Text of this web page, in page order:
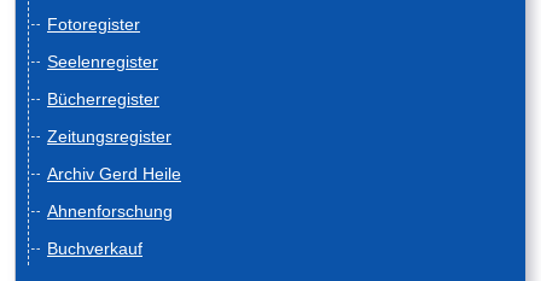
Fotoregister
Seelenregister
Bücherregister
Zeitungsregister
Archiv Gerd Heile
Ahnenforschung
Buchverkauf